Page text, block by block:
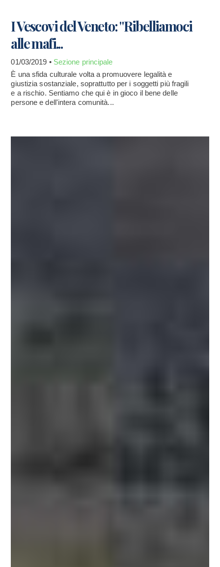
I Vescovi del Veneto: "Ribelliamoci
alle mafi...
01/03/2019 • Sezione principale
È una sfida culturale volta a promuovere legalità e
giustizia sostanziale, soprattutto per i soggetti più fragili
e a rischio. Sentiamo che qui è in gioco il bene delle
persone e dell'intera comunità...